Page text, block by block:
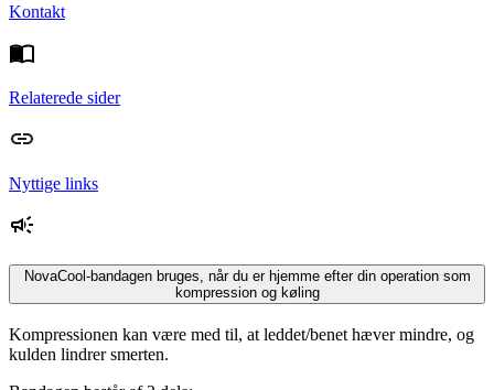
Kontakt
Relaterede sider
Nyttige links
NovaCool-bandagen bruges, når du er hjemme efter din operation som
kompression og køling
Kompressionen kan være med til, at leddet/benet hæver mindre, og
kulden lindrer smerten.